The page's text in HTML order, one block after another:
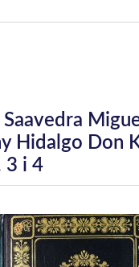
Hidalgo Don
3 i 4